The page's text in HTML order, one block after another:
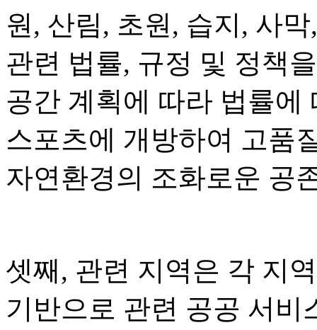
원, 산림, 초원, 습지, 사
관련 법률, 규정 및 정책
공간 계획에 따라 법률에
스포츠에 개방하여 고품
자연환경의 조화로운 공
셋째, 관련 지역은 각 지
기반으로 관련 공공 서비